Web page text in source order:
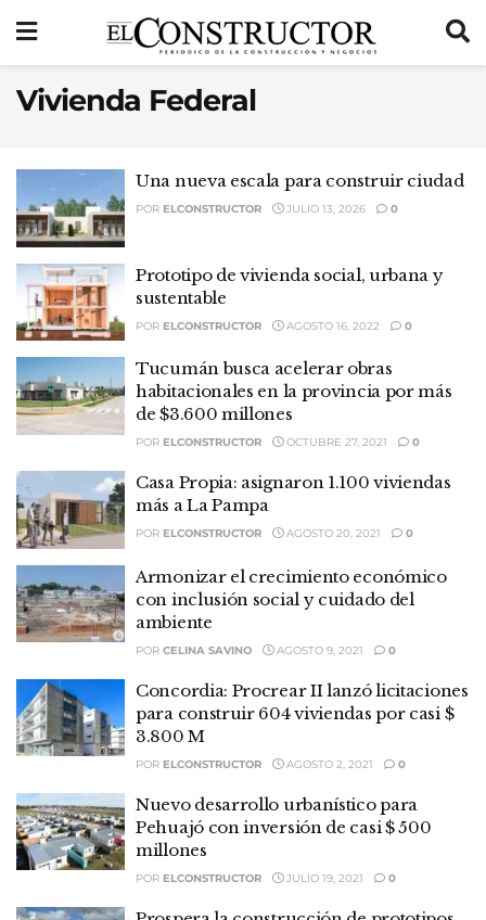
Vivienda Federal
Una nueva escala para construir ciudad
POR ELCONSTRUCTOR JULIO 13, 2026 0
Prototipo de vivienda social, urbana y
sustentable
POR ELCONSTRUCTOR AGOSTO 16, 2022 0
Tucumán busca acelerar obras
habitacionales en la provincia por más
de $3.600 millones
POR ELCONSTRUCTOR OCTUBRE 27, 2021 0
Casa Propia: asignaron 1.100 viviendas
más a La Pampa
POR ELCONSTRUCTOR AGOSTO 20, 2021 0
Armonizar el crecimiento económico
con inclusión social y cuidado del
ambiente
POR CELINA SAVINO AGOSTO 9, 2021 0
Concordia: Procrear II lanzó licitaciones
para construir 604 viviendas por casi $
3.800 M
POR ELCONSTRUCTOR AGOSTO 2, 2021 0
Nuevo desarrollo urbanístico para
Pehuajó con inversión de casi $ 500
millones
POR ELCONSTRUCTOR JULIO 19, 2021 0